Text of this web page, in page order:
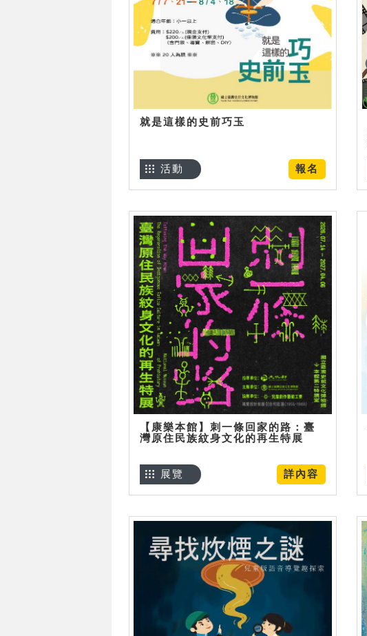
就是這樣的史前巧玉
報名
活動
【康樂本館】刺一條回家的路：臺
灣原住民族紋身文化的再生特展
詳內容
展覽